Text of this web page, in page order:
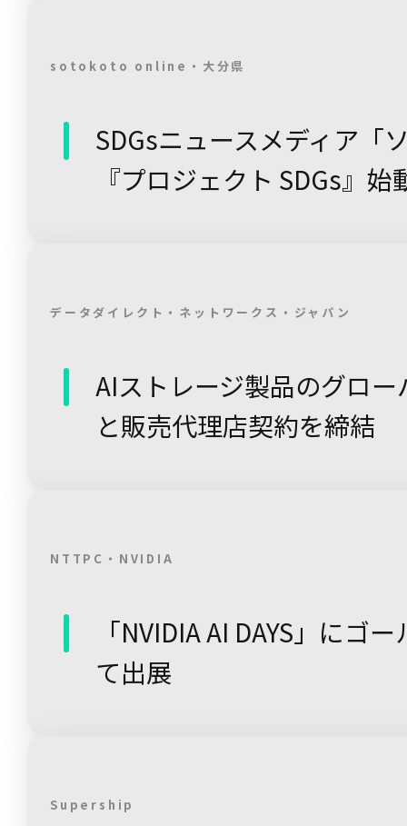
sotokoto online・大分県
SDGsニュースメディア「
『プロジェクト SDGs』
データダイレクト・ネットワークス・ジャパン
AIストレージ製品のグロ
と販売代理店契約を締結
NTTPC・NVIDIA
「NVIDIA AI DAYS」にゴ
て出展
Supership